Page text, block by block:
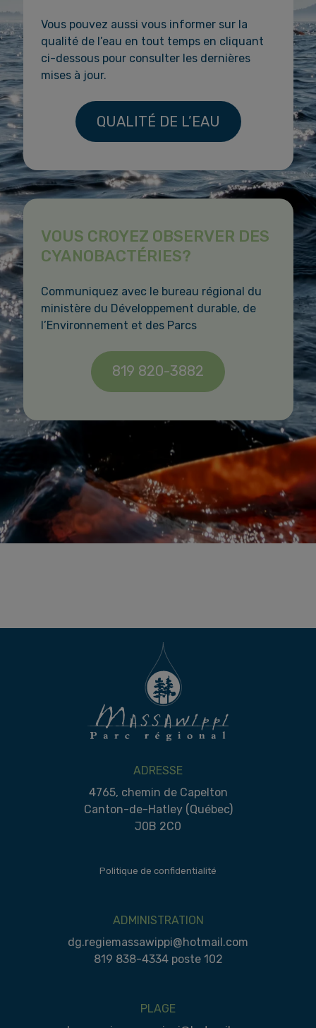
Vous pouvez aussi vous informer sur la
qualité de l’eau en tout temps en cliquant
ci-dessous pour consulter les dernières
mises à jour.
QUALITÉ DE L’EAU
VOUS CROYEZ OBSERVER DES
CYANOBACTÉRIES?
Communiquez avec le bureau régional du
ministère du Développement durable, de
l’Environnement et des Parcs
819 820-3882
ADRESSE
4765, chemin de Capelton
Canton-de-Hatley (Québec)
J0B 2C0
Politique de confidentialité
ADMINISTRATION
dg.regiemassawippi@hotmail.com
819 838-4334 poste 102
PLAGE